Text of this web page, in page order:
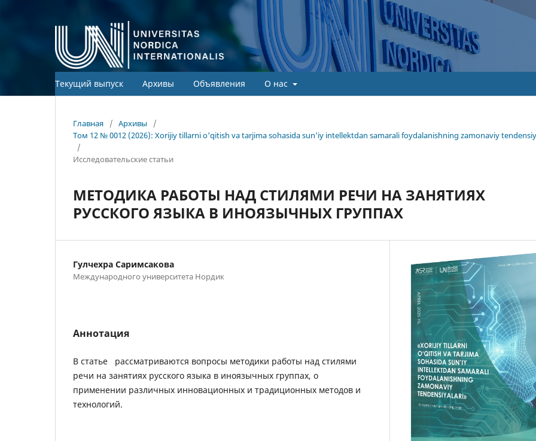
Текущий выпуск Архивы Объявления О нас
Главная / Архивы
/
Том 12 № 0012 (2026): Xorijiy tillarni o'qitish va tarjima sohasida sun'iy intellektdan samarali foydalanishning zamonaviy
/
Исследовательские статьи
МЕТОДИКА РАБОТЫ НАД СТИЛЯМИ РЕЧИ НА ЗАНЯТИЯХ
РУССКОГО ЯЗЫКА В ИНОЯЗЫЧНЫХ ГРУППАХ
Гулчехра Cаримсакова
Международного университета Нордик
Аннотация
В статье рассматриваются вопросы методики работы над стилями
речи на занятиях русского языка в иноязычных группах, о
применении различных инновационных и традиционных методов и
технологий.